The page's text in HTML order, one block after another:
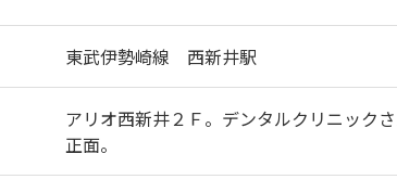
東武伊勢崎線 西新井駅
アリオ西新井２Ｆ。デンタルクリニック
正面。